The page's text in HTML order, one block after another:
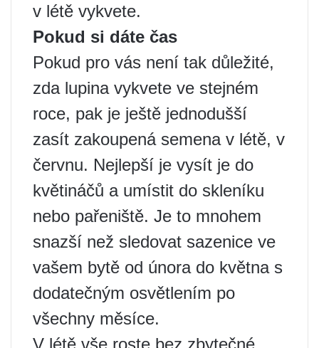
v létě vykvete.
Pokud si dáte čas
Pokud pro vás není tak důležité,
zda lupina vykvete ve stejném
roce, pak je ještě jednodušší
zasít zakoupená semena v létě, v
červnu. Nejlepší je vysít je do
květináčů a umístit do skleníku
nebo pařeniště. Je to mnohem
snazší než sledovat sazenice ve
vašem bytě od února do května s
dodatečným osvětlením po
všechny měsíce.
V létě vše roste bez zbytečné